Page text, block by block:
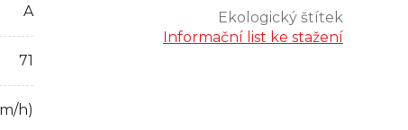
A
71
h)
Ekologický štítek
Informační list ke stažení